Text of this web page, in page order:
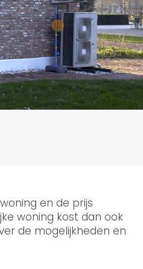
en de prijs
woning kost dan ook
de mogelijkheden en